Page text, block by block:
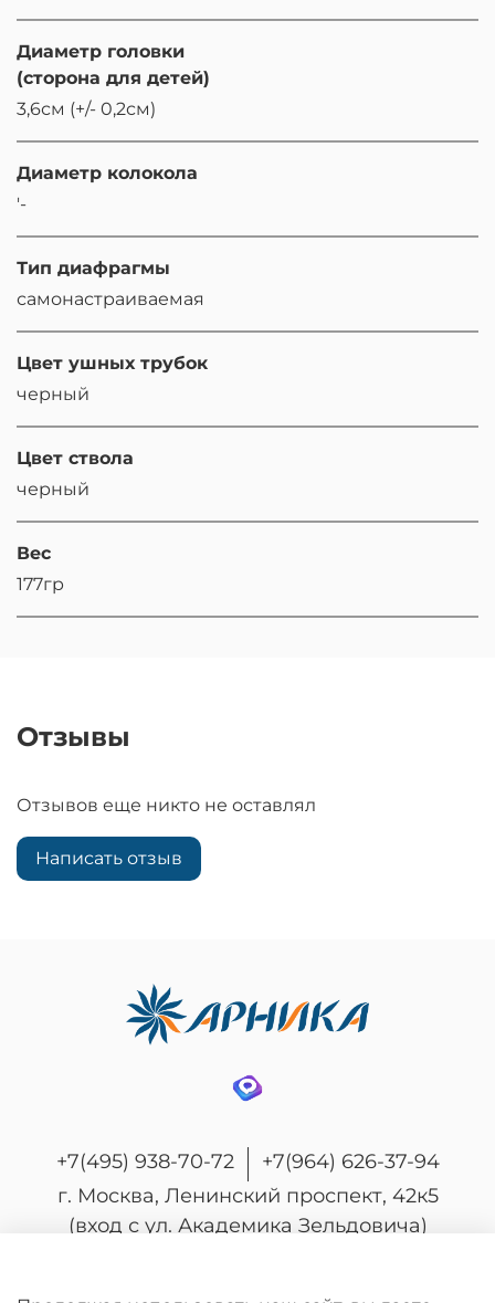
Диаметр головки
(сторона для детей)
3,6см (+/- 0,2см)
Диаметр колокола
'-
Тип диафрагмы
самонастраиваемая
Цвет ушных трубок
черный
Цвет ствола
черный
Вес
177гр
Отзывы
Отзывов еще никто не оставлял
Написать отзыв
+7(495) 938-70-72
+7(964) 626-37-94
г. Москва, Ленинский проспект, 42к5
(вход с ул. Академика Зельдовича)